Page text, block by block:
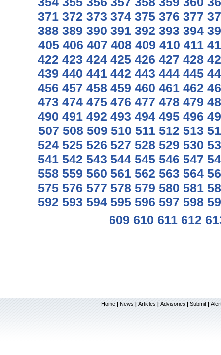
371 372 373 374 375 376 377
388 389 390 391 392 393 394
405 406 407 408 409 410 411
422 423 424 425 426 427 428
439 440 441 442 443 444 445
456 457 458 459 460 461 462
473 474 475 476 477 478 479
490 491 492 493 494 495 496
507 508 509 510 511 512 513
524 525 526 527 528 529 530
541 542 543 544 545 546 547
558 559 560 561 562 563 564
575 576 577 578 579 580 581
592 593 594 595 596 597 598
609 610 611 612
Home | News | Articles | Advisories | Submit |